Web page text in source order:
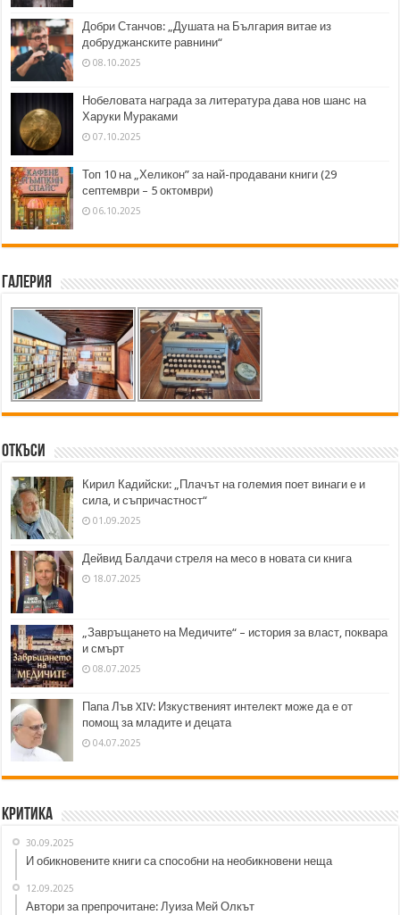
Добри Станчов: „Душата на България витае из
добруджанските равнини“
08.10.2025
Нобеловата награда за литература дава нов шанс на
Харуки Мураками
07.10.2025
Топ 10 на „Хеликон” за най-продавани книги (29
септември – 5 октомври)
06.10.2025
Галерия
Откъси
Кирил Кадийски: „Плачът на големия поет винаги е и
сила, и съпричастност“
01.09.2025
Дейвид Балдачи стреля на месо в новата си книга
18.07.2025
„Завръщането на Медичите“ – история за власт, поквара
и смърт
08.07.2025
Папа Лъв XIV: Изкуственият интелект може да е от
помощ за младите и децата
04.07.2025
Критика
30.09.2025
И обикновените книги са способни на необикновени неща
12.09.2025
Автори за препрочитане: Луиза Мей Олкът